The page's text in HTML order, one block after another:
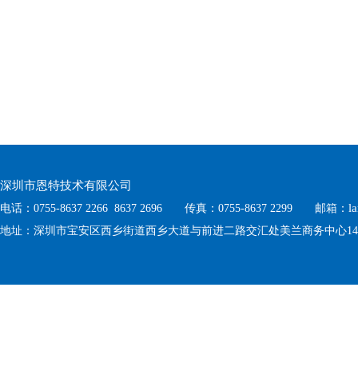
深圳市恩特技术有限公司
电话：0755-8637 2266 8637 2696 传真：0755-8637 2299 邮箱：
地址：深圳市宝安区西乡街道西乡大道与前进二路交汇处美兰商务中心